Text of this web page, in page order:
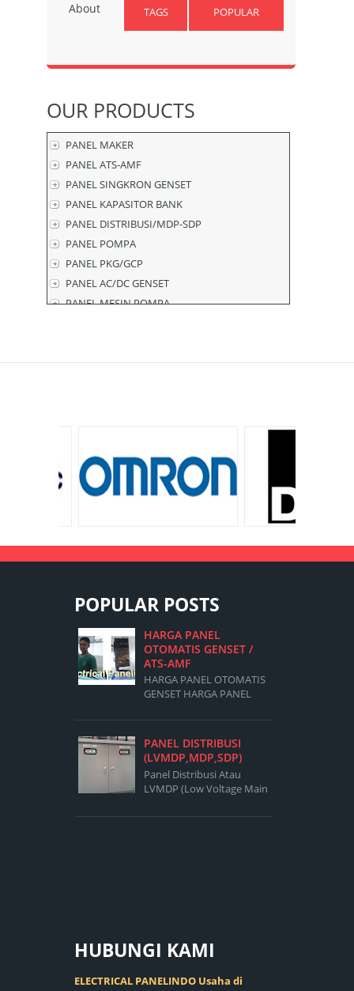
About TAGS POPULAR
OUR PRODUCTS
PANEL MAKER
PANEL ATS-AMF
PANEL SINGKRON GENSET
PANEL KAPASITOR BANK
PANEL DISTRIBUSI/MDP-SDP
PANEL POMPA
PANEL PKG/GCP
PANEL AC/DC GENSET
PANEL MESIN POMPA
POPULAR POSTS
HARGA PANEL
OTOMATIS GENSET /
ATS-AMF
HARGA PANEL OTOMATIS
GENSET HARGA PANEL
PANEL AMF ATS 20kVA
Box Panel 700 X 500 X 200
Magnetic Contactor LS
32A Fuse...
PANEL DISTRIBUSI
(LVMDP,MDP,SDP)
Panel Distribusi Atau
LVMDP (Low Voltage Main
Panel Yang Berfungsi
HUBUNGI KAMI
ELECTRICAL PANELINDO Usaha di